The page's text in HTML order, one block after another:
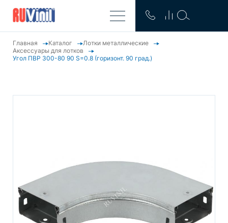
Главная Каталог
Лотки металлические
Аксессуары для лотков
Угол ПВР 300-80 90 S=0.8 (горизонт. 90 град.)